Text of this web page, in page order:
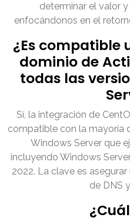
determinar el valor
enfocándonos en el
¿Es compatible
dominio de
todas las
Sí, la integración de
compatible con la mayoría
Windows Server que
incluyendo Windows
2022. La clave es
de DNS